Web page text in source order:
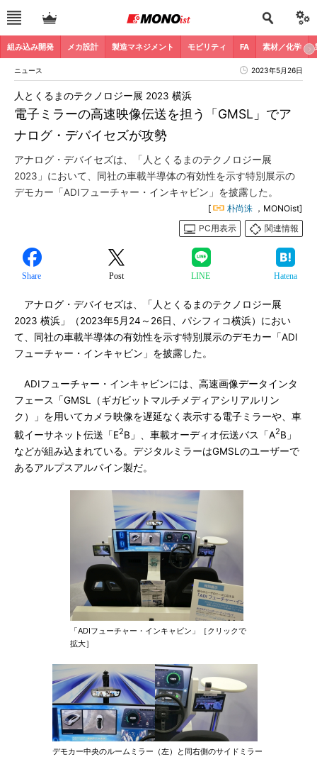
組み込み開発 メカ設計 製造マネジメント モビリティ FA 素材／化学
ニュース 2023年5月26日
電子ミラーの高速映像伝送を担う「GMSL」でア
ナログ・デバイセズが攻勢
人とくるまのテクノロジー展 2023 横浜
アナログ・デバイセズは、「人とくるまのテクノロジー展
2023」において、同社の車載半導体の有効性を示す特別展示の
デモカー「ADIフューチャー・インキャビン」を披露した。
[ 朴尚洙 ，MONOist]
PC用表示
関連情報
Share Post LINE Hatena
アナログ・デバイセズは、「人とくるまのテクノロジー展
2023 横浜」（2023年5月24～26日、パシフィコ横浜）におい
て、同社の車載半導体の有効性を示す特別展示のデモカー「ADI
フューチャー・インキャビン」を披露した。
ADIフューチャー・インキャビンには、高速画像データインタ
フェース「GMSL（ギガビットマルチメディアシリアルリン
ク）」を用いてカメラ映像を遅延なく表示する電子ミラーや、車
載イーサネット伝送「E2B」、車載オーディオ伝送バス「A2B」
などが組み込まれている。デジタルミラーはGMSLのユーザーで
あるアルプスアルパイン製だ。
「ADIフューチャー・インキャビン」［クリックで
拡大］
デモカー中央のルームミラー（左）と同右側のサイドミラー